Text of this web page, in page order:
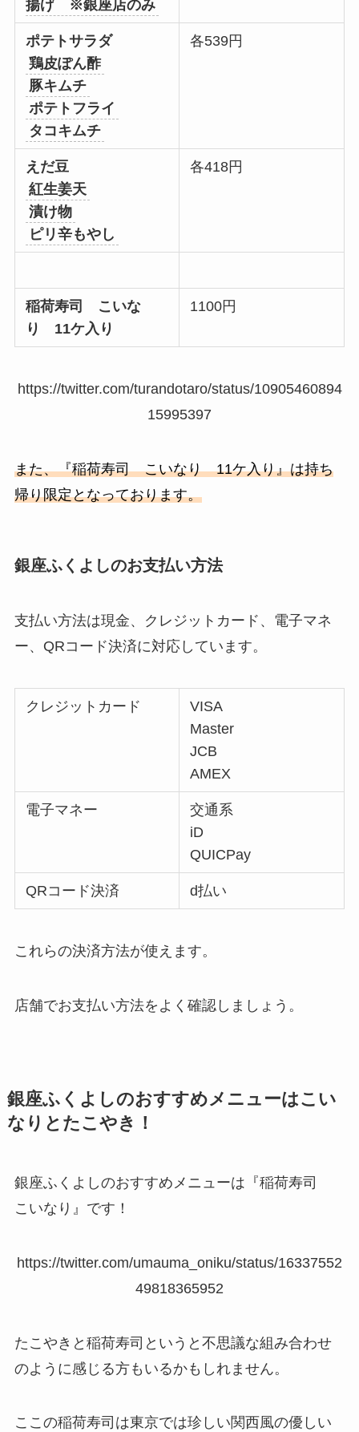
揚げ ※銀座店のみ
ポテトサラダ
鶏皮ぽん酢
豚キムチ
ポテトフライ
タコキムチ
各539円
えだ豆
紅生姜天
漬け物
ピリ辛もやし
各418円
稲荷寿司 こいな
り 11ケ入り
1100円
https://twitter.com/turandotaro/status/10905460894
15995397
また、『稲荷寿司 こいなり 11ケ入り』は持ち
帰り限定となっております。
銀座ふくよしのお支払い方法
支払い方法は現金、クレジットカード、電子マネ
ー、QRコード決済に対応しています。
クレジットカード
VISA
Master
JCB
AMEX
電子マネー
交通系
iD
QUICPay
QRコード決済 d払い
これらの決済方法が使えます。
店舗でお支払い方法をよく確認しましょう。
銀座ふくよしのおすすめメニューはこい
なりとたこやき！
銀座ふくよしのおすすめメニューは『稲荷寿司
こいなり』です！
https://twitter.com/umauma_oniku/status/16337552
49818365952
たこやきと稲荷寿司というと不思議な組み合わせ
のように感じる方もいるかもしれません。
ここの稲荷寿司は東京では珍しい関西風の優しい